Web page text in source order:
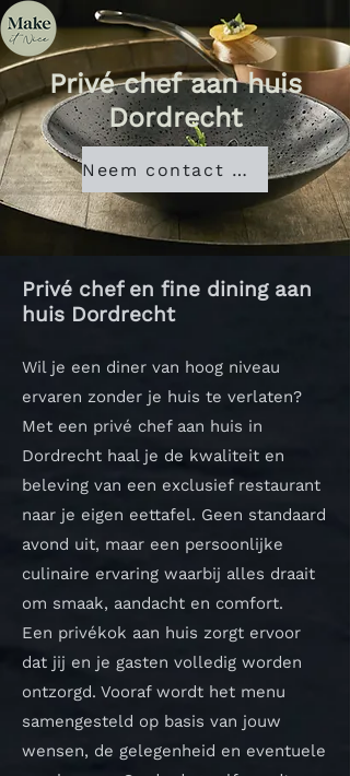
Privé chef aan huis
Dordrecht
Neem contact met ons op
Privé chef en fine dining aan
huis Dordrecht
Wil je een diner van hoog niveau
ervaren zonder je huis te verlaten?
Met een privé chef aan huis in
Dordrecht haal je de kwaliteit en
beleving van een exclusief restaurant
naar je eigen eettafel. Geen standaard
avond uit, maar een persoonlijke
culinaire ervaring waarbij alles draait
om smaak, aandacht en comfort.
Een privékok aan huis zorgt ervoor
dat jij en je gasten volledig worden
ontzorgd. Vooraf wordt het menu
samengesteld op basis van jouw
wensen, de gelegenheid en eventuele